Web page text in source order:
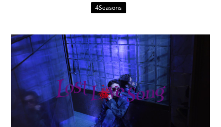
4Seasons
Contact us
Sign In
4Seasons